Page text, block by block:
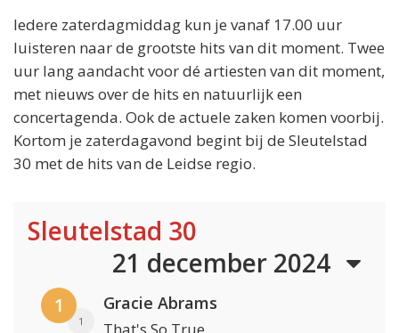
Iedere zaterdagmiddag kun je vanaf 17.00 uur
luisteren naar de grootste hits van dit moment. Twee
uur lang aandacht voor dé artiesten van dit moment,
met nieuws over de hits en natuurlijk een
concertagenda. Ook de actuele zaken komen voorbij.
Kortom je zaterdagavond begint bij de Sleutelstad
30 met de hits van de Leidse regio.
Sleutelstad 30
21 december 2024
1
1
Gracie Abrams